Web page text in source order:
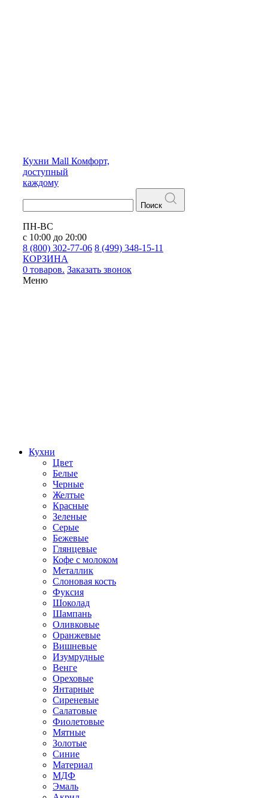
Кухни Mall Комфорт,
доступный
каждому
Поиск
ПН-ВС
с 10:00 до 20:00
8 (800) 302-77-06 8 (499) 348-15-11
КОРЗИНА
0 товаров. Заказать звонок
Меню
Кухни
Цвет
Белые
Черные
Желтые
Красные
Зеленые
Серые
Бежевые
Глянцевые
Кофе с молоком
Металлик
Слоновая кость
Фуксия
Шоколад
Шампань
Оливковые
Оранжевые
Вишневые
Изумрудные
Венге
Ореховые
Янтарные
Сиреневые
Салатовые
Фиолетовые
Мятные
Золотые
Синие
Материал
МДФ
Эмаль